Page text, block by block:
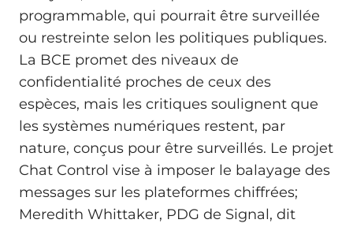
programmable, qui pourrait être surveillée
ou restreinte selon les politiques publiques.
La BCE promet des niveaux de
confidentialité proches de ceux des
espèces, mais les critiques soulignent que
les systèmes numériques restent, par
nature, conçus pour être surveillés. Le projet
Chat Control vise à imposer le balayage des
messages sur les plateformes chiffrées;
Meredith Whittaker, PDG de Signal, dit